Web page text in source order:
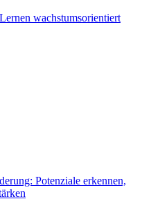
wachstumsorientiert
Potenziale erkennen,